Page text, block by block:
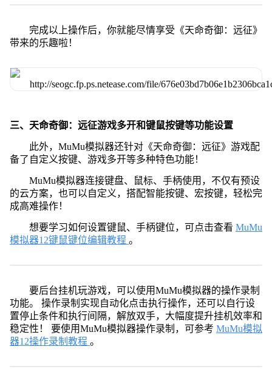
完成以上操作后，你就能尽情享受《天命奇御：远征》
带来的乐趣啦！
三、天命奇御：远征游戏多开和键鼠按键等功能设置
此外，MuMu模拟器还针对《天命奇御：远征》游戏配
备了自定义按键、游戏多开等多种特色功能！
MuMu模拟器连接键盘、鼠标、手柄使用，不仅有预设
的云方案，也可以自定义，搭配智能按键、宏按键，轻松完
成高难操作！
想要学习如何设置键鼠、手柄键位，可点击查看 MuMu
模拟器12键鼠键位编辑教程 。
要后台挂机玩游戏，可以使用MuMu模拟器的操作录制
功能。 操作录制实现自动化点击执行操作，还可以自行设
置停止条件和执行间隔，解放双手，大幅度提升挂机效率和
稳定性！ 要使用MuMu模拟器操作录制，可参考 MuMu模拟
器12操作录制教程 。